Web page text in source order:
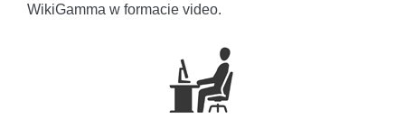
WikiGamma w formacie video.